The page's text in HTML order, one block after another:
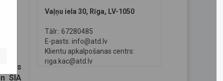
SIA
Vaļņu iela 30, Rīga, LV-1050
Tālr.: 67280485
E-pasts: info@atd.lv
Klientu apkalpošanas centrs:
riga.kac@atd.lv